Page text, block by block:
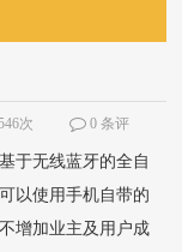
次
0 条评
于无线蓝牙的全自
以使用手机自带的
增加业主及用户成